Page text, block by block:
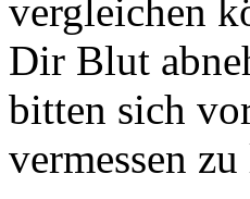
vergleichen
Dir Blut
bitten sich
vermessen zu